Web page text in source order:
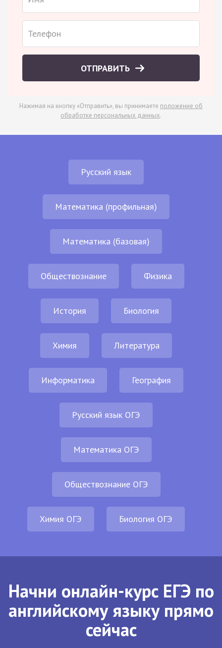
ОТПРАВИТЬ
Нажимая на кнопку «Отправить», вы принимаете положение об
обработке персональных данных.
Русский язык
Математика (профильная)
Математика (базовая)
Обществознание Физика
История Биология
Химия Литература
Информатика География
Русский язык ОГЭ
Математика ОГЭ
Обществознание ОГЭ
Химия ОГЭ Биология ОГЭ
Начни онлайн-курс ЕГЭ по
английскому языку прямо
сейчас